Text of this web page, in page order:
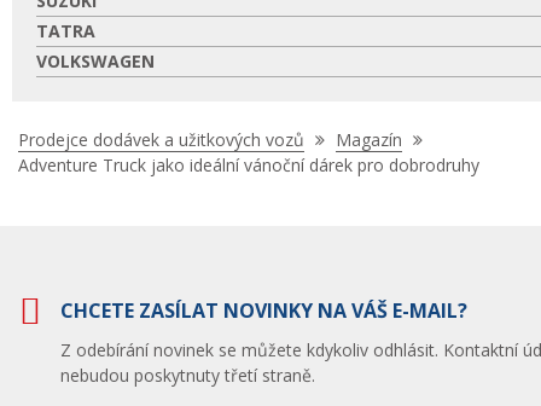
TATRA
VOLKSWAGEN
Nacházíte
se
Prodejce dodávek a užitkových vozů
Magazín
Adventure Truck jako ideální vánoční dárek pro dobrodruhy
CHCETE ZASÍLAT NOVINKY NA VÁŠ E-MAIL?
Z odebírání novinek se můžete kdykoliv odhlásit. Kontaktní
nebudou poskytnuty třetí straně.